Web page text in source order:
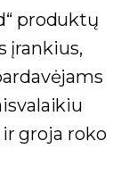
produktų
įrankius,
groja roko